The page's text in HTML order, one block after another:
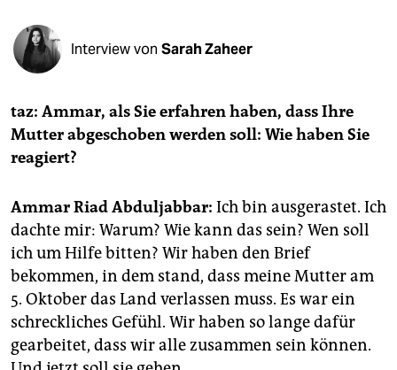
shop
fragen & hilfe
unterstützen
abo
epaper login
Interview von Sarah Zaheer
taz: Ammar, als Sie erfahren haben, dass Ihre
Mutter abgeschoben werden soll: Wie haben Sie
reagiert?
Ammar Riad Abduljabbar: Ich bin ausgerastet. Ich
dachte mir: Warum? Wie kann das sein? Wen soll
ich um Hilfe bitten? Wir haben den Brief
bekommen, in dem stand, dass meine Mutter am
5. Oktober das Land verlassen muss. Es war ein
schreckliches Gefühl. Wir haben so lange dafür
gearbeitet, dass wir alle zusammen sein können.